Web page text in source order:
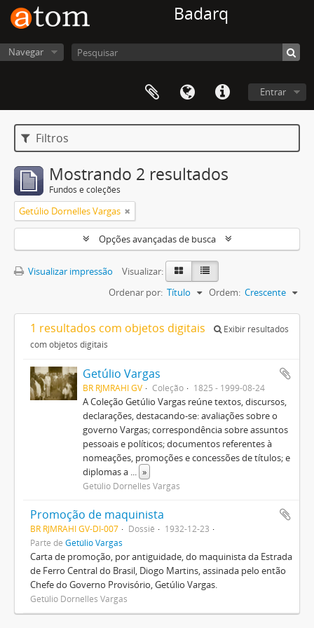
Badarq
Navegar
Entrar
Filtros
Mostrando 2 resultados
Fundos e coleções
Getúlio Dornelles Vargas
Opções avançadas de busca
Visualizar impressão
Visualizar:
Ordenar por: Título Ordem: Crescente
1 resultados com objetos digitais
Exibir resultados
com objetos digitais
Getúlio Vargas
BR RJMRAHI GV Coleção 1825 - 1999-08-24
A Coleção Getúlio Vargas reúne textos, discursos,
declarações, destacando-se: avaliações sobre o
governo Vargas; correspondência sobre assuntos
pessoais e políticos; documentos referentes à
nomeações, promoções e concessões de títulos; e
diplomas a ... »
Getúlio Dornelles Vargas
Promoção de maquinista
BR RJMRAHI GV-DI-007 Dossiê
1932-12-23
Parte de Getúlio Vargas
Carta de promoção, por antiguidade, do maquinista da Estrada
de Ferro Central do Brasil, Diogo Martins, assinada pelo então
Chefe do Governo Provisório, Getúlio Vargas.
Getúlio Dornelles Vargas